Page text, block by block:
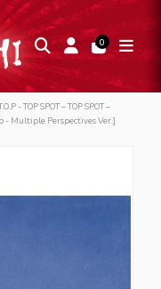
0
- TOP SPOT – TOP SPOT –
- Multiple Perspectives Ver.]